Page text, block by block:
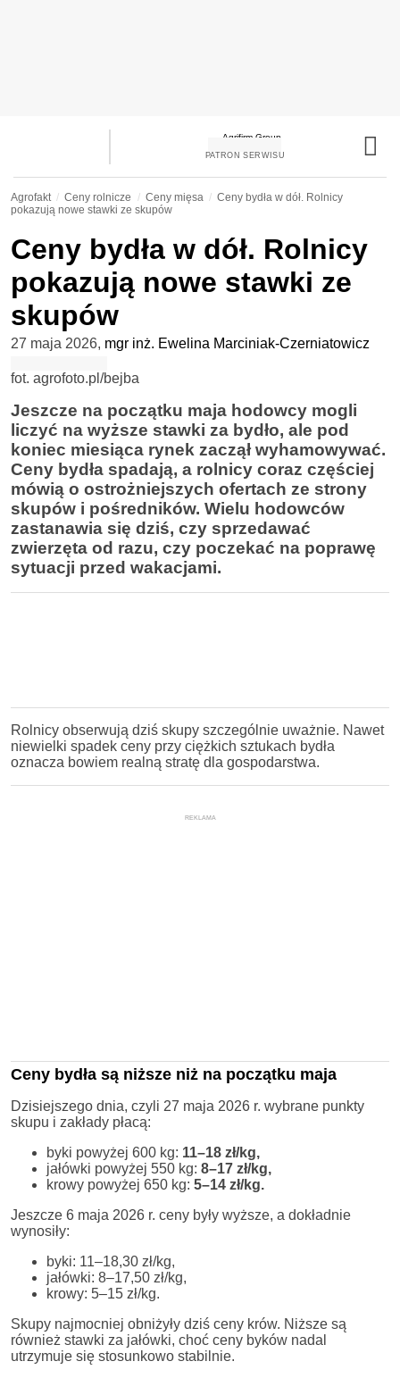
PATRON SERWISU
Agrofakt Ceny rolnicze Ceny mięsa
Ceny bydła w dół. Rolnicy
pokazują nowe stawki ze skupów
Ceny bydła w dół. Rolnicy
pokazują nowe stawki ze
skupów
27 maja 2026, mgr inż. Ewelina Marciniak-Czerniatowicz
fot. agrofoto.pl/bejba
Jeszcze na początku maja hodowcy mogli
liczyć na wyższe stawki za bydło, ale pod
koniec miesiąca rynek zaczął wyhamowywać.
Ceny bydła spadają, a rolnicy coraz częściej
mówią o ostrożniejszych ofertach ze strony
skupów i pośredników. Wielu hodowców
zastanawia się dziś, czy sprzedawać
zwierzęta od razu, czy poczekać na poprawę
sytuacji przed wakacjami.
Rolnicy obserwują dziś skupy szczególnie uważnie. Nawet
niewielki spadek ceny przy ciężkich sztukach bydła
oznacza bowiem realną stratę dla gospodarstwa.
REKLAMA
Ceny bydła są niższe niż na początku maja
Dzisiejszego dnia, czyli 27 maja 2026 r. wybrane punkty
skupu i zakłady płacą:
byki powyżej 600 kg: 11–18 zł/kg,
jałówki powyżej 550 kg: 8–17 zł/kg,
krowy powyżej 650 kg: 5–14 zł/kg.
Jeszcze 6 maja 2026 r. ceny były wyższe, a dokładnie
wynosiły:
byki: 11–18,30 zł/kg,
jałówki: 8–17,50 zł/kg,
krowy: 5–15 zł/kg.
Skupy najmocniej obniżyły dziś ceny krów. Niższe są
również stawki za jałówki, choć ceny byków nadal
utrzymuje się stosunkowo stabilnie.